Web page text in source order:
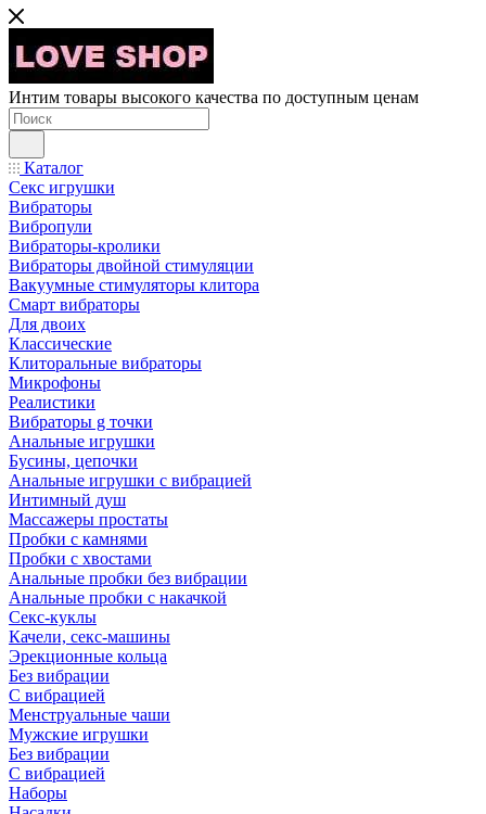
Интим товары высокого качества по доступным ценам
Каталог
Секс игрушки
Вибраторы
Вибропули
Вибраторы-кролики
Вибраторы двойной стимуляции
Вакуумные стимуляторы клитора
Смарт вибраторы
Для двоих
Классические
Клиторальные вибраторы
Микрофоны
Реалистики
Вибраторы g точки
Анальные игрушки
Бусины, цепочки
Анальные игрушки с вибрацией
Интимный душ
Массажеры простаты
Пробки с камнями
Пробки с хвостами
Анальные пробки без вибрации
Анальные пробки с накачкой
Секс-куклы
Качели, секс-машины
Эрекционные кольца
Без вибрации
С вибрацией
Менструальные чаши
Мужские игрушки
Без вибрации
С вибрацией
Наборы